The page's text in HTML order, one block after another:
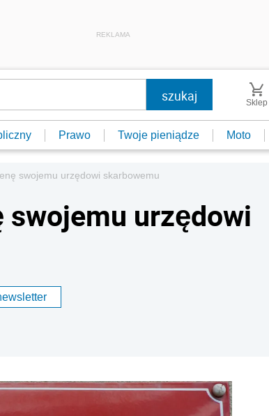
REKLAMA
Sklep
Prawo Twoje pieniądze Moto
swojemu urzędowi skarbowemu
urzędowi